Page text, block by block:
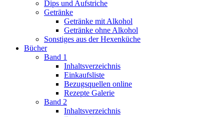
Dips und Aufstriche
Getränke
Getränke mit Alkohol
Getränke ohne Alkohol
Sonstiges aus der Hexenküche
Bücher
Band 1
Inhaltsverzeichnis
Einkaufsliste
Bezugsquellen online
Rezepte Galerie
Band 2
Inhaltsverzeichnis